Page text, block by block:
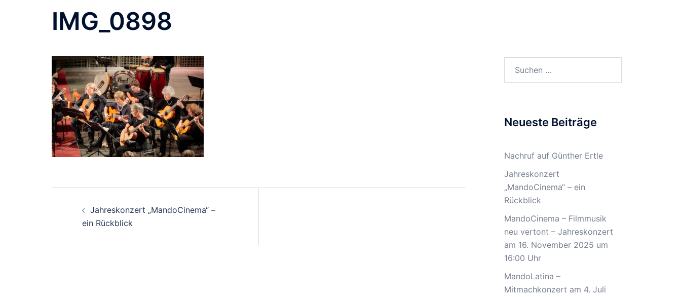
IMG_0898
Jahreskonzert „MandoCinema“ –
ein Rückblick
Neueste Beiträge
Nachruf auf Günther Ertle
Jahreskonzert
„MandoCinema“ – ein
Rückblick
MandoCinema – Filmmusik
neu vertont – Jahreskonzert
am 16. November 2025 um
16:00 Uhr
MandoLatina –
Mitmachkonzert am 4. Juli